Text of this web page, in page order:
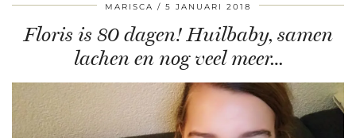
MARISCA 5 JANUARI 2018
Floris is 80 dagen! Huilbaby, samen
lachen en nog veel meer…